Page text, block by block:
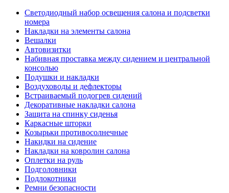
Светодиодный набор освещения салона и подсветки
номера
Накладки на элементы салона
Вешалки
Автовизитки
Набивная проставка между сидением и центральной
консолью
Подушки и накладки
Воздуховоды и дефлекторы
Встраиваемый подогрев сидений
Декоративные накладки салона
Защита на спинку сиденья
Каркасные шторки
Козырьки противосолнечные
Накидки на сидение
Накладки на ковролин салона
Оплетки на руль
Подголовники
Подлокотники
Ремни безопасности